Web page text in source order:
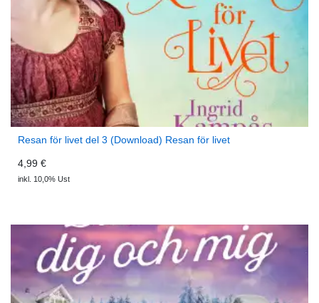
Resan för livet del 3 (Download) Resan för livet
4,99 €
inkl. 10,0% Ust